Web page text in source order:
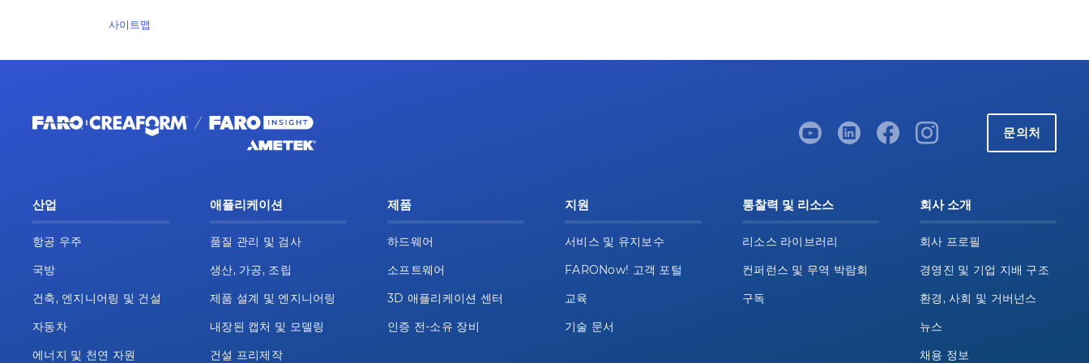
사이트맵
문의처
산업
항공 우주
국방
건축, 엔지니어링 및 건설
자동차
에너지 및 천연 자원
애플리케이션
품질 관리 및 검사
생산, 가공, 조립
제품 설계 및 엔지니어링
내장된 캡처 및 모델링
건설 프리제작
제품
하드웨어
소프트웨어
3D 애플리케이션 센터
인증 전-소유 장비
지원
서비스 및 유지보수
FARONow! 고객 포털
교육
기술 문서
통찰력 및 리소스
리소스 라이브러리
컨퍼런스 및 무역 박람회
구독
회사 소개
회사 프로필
경영진 및 기업 지배 구조
환경, 사회 및 거버넌스
뉴스
채용 정보